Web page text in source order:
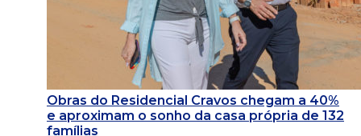
Obras do Residencial Cravos chegam a 40%
e aproximam o sonho da casa própria de 132
famílias